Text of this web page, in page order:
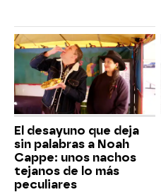
El desayuno que deja
sin palabras a Noah
Cappe: unos nachos
tejanos de lo más
peculiares